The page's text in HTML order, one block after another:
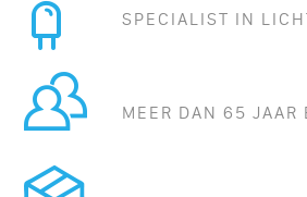
SPECIALIST IN
MEER DAN 65 JAAR